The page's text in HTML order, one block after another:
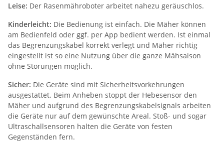
Leise: Der Rasenmähroboter arbeitet nahezu geräuschlos.
Kinderleicht: Die Bedienung ist einfach. Die Mäher können
am Bedienfeld oder ggf. per App bedient werden. Ist einmal
das Begrenzungskabel korrekt verlegt und Mäher richtig
eingestellt ist so eine Nutzung über die ganze Mähsaison
ohne Störungen möglich.
Sicher: Die Geräte sind mit Sicherheitsvorkehrungen
ausgestattet. Beim Anheben stoppt der Hebesensor den
Mäher und aufgrund des Begrenzungskabelsignals arbeiten
die Geräte nur auf dem gewünschte Areal. Stoß- und sogar
Ultraschallsensoren halten die Geräte von festen
Gegenständen fern.